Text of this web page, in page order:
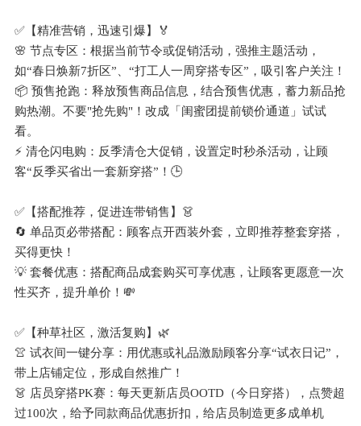
✅【精准营销，迅速引爆】🏅
🌸 节点专区：根据当前节令或促销活动，强推主题活动，
如“春日焕新7折区”、“打工人一周穿搭专区”，吸引客户关注！
📦 预售抢跑：释放预售商品信息，结合预售优惠，蓄力新品抢
购热潮。不要"抢先购"！改成「闺蜜团提前锁价通道」试试
看。
⚡ 清仓闪电购：反季清仓大促销，设置定时秒杀活动，让顾
客“反季买省出一套新穿搭”！🕒
✅【搭配推荐，促进连带销售】👗
🔄 单品页必带搭配：顾客点开西装外套，立即推荐整套穿搭，
买得更快！
💡 套餐优惠：搭配商品成套购买可享优惠，让顾客更愿意一次
性买齐，提升单价！💸
✅【种草社区，激活复购】🌿
👚 试衣间一键分享：用优惠或礼品激励顾客分享“试衣日记”，
带上店铺定位，形成自然推广！
👗 店员穿搭PK赛：每天更新店员OOTD（今日穿搭），点赞超
过100次，给予同款商品优惠折扣，给店员制造更多成单机